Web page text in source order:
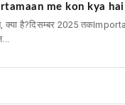
me kon kya hai
क्या है?दिसम्बर 2025